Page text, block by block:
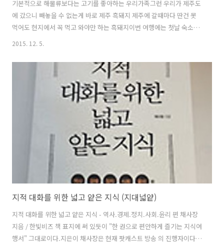
기본적으로 해물류보다는 고기를 좋아하는 우리가족그런 우리가 제주도
에 갔으니 빼놓을 수 없는게 바로 제주 흑돼지 제주에 갈때마다 딴건 못
먹어도 현지에서 꼭 먹고 와야만 하는 흑돼지이번 여행에는 첫날 숙소였
던 서귀포칼호텔에서 걸어서 5분 거리에 있는 고기집 에 들렀다. 평소에
가나 비슷할 것이라 생각하고 그냥 숙소에서 가까운 곳으로 고민없이
GO~서귀포칼호텔에서 걸어서 5분거리에 위치한 건물 앞 주차 공간은
충분하다근데.. 위치가 좀 외진걸까... 아님 대부분 칼호텔에서 걸어온 손
님만 있는 걸까...저녁 시간대인데 주차장에 차가 별로 없다 건물 외부에
도 앉을 수 있는 자리가 있다여름에는 밖에서 먹어도 좋을 듯 고기 가격
2015. 12. 5.
지적 대화를 위한 넓고 얕은 지식 (지대넓얕)
지적 대화를 위한 넓고 얕은 지식 - 역사.경제.정치.사회.윤리 편 채사장
지음 / 한빛비즈 책 표지에 써 있듯이 "한 권으로 편안하게 즐기는 지식여
행서" 그대로이다.지은이 채사장은 현재 팟캐스트 방송 의 진행자이다.